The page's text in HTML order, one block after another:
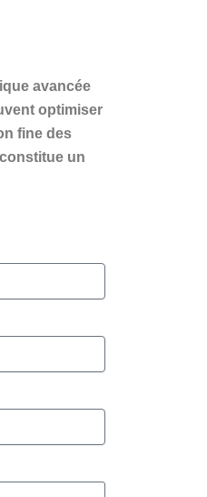
avancée
optimiser
fine des
un